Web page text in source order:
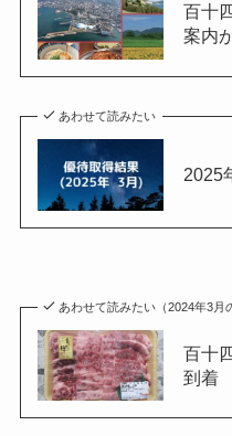
百十
案内
あわせて読みたい
2025
あわせて読みたい（2024年3月
百十
到着